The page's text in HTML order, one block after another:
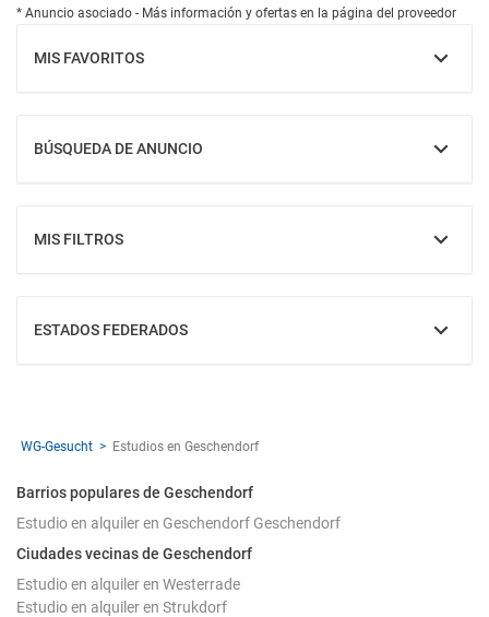
* Anuncio asociado - Más información y ofertas en la página del proveedor
MIS FAVORITOS
MOSTRAR
BÚSQUEDA DE ANUNCIO
MOSTRAR
MIS FILTROS
MOSTRAR
ESTADOS FEDERADOS
MOSTRAR
WG-Gesucht Estudios en Geschendorf
Barrios populares de Geschendorf
Estudio en alquiler en Geschendorf Geschendorf
Ciudades vecinas de Geschendorf
Estudio en alquiler en Westerrade
Estudio en alquiler en Strukdorf